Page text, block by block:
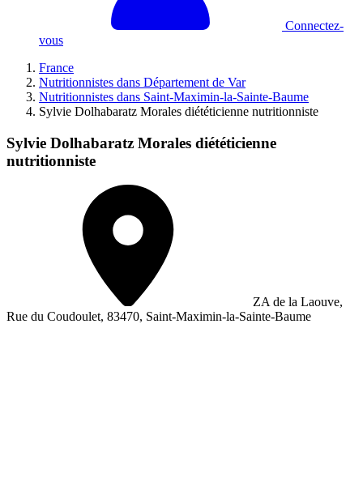
Connectez-
vous
France
Nutritionnistes dans Département de Var
Nutritionnistes dans Saint-Maximin-la-Sainte-Baume
Sylvie Dolhabaratz Morales diététicienne nutritionniste
Sylvie Dolhabaratz Morales diététicienne
nutritionniste
ZA de la Laouve,
Rue du Coudoulet, 83470, Saint-Maximin-la-Sainte-Baume